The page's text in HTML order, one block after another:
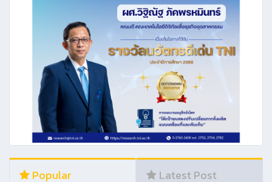
Popular Latest Post